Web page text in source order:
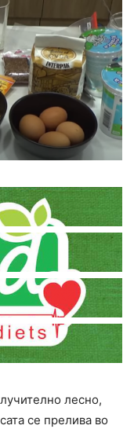
лесно,
се прелива во